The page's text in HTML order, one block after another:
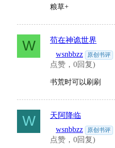
粮草+
W 苟在神诡世界
wsnbbzz 原创书评
点赞，0回复)
书荒时可以刷刷
W 天阿降临
wsnbbzz 原创书评
点赞，0回复)